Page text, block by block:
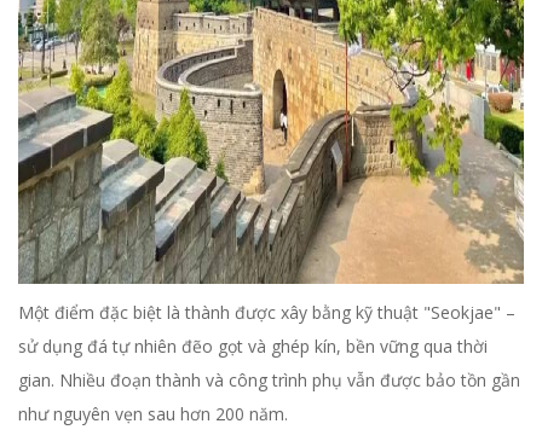
Một điểm đặc biệt là thành được xây bằng kỹ thuật "Seokjae" –
sử dụng đá tự nhiên đẽo gọt và ghép kín, bền vững qua thời
gian. Nhiều đoạn thành và công trình phụ vẫn được bảo tồn gần
như nguyên vẹn sau hơn 200 năm.